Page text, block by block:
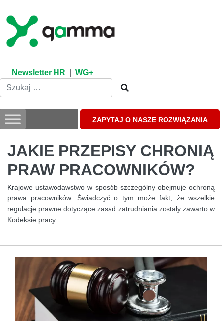
content
Newsletter HR WG+
ZAPYTAJ O NASZE ROZWIĄZANIA
JAKIE PRZEPISY CHRONIĄ
PRAW PRACOWNIKÓW?
Krajowe ustawodawstwo w sposób szczególny obejmuje ochroną
prawa pracowników. Świadczyć o tym może fakt, że wszelkie
regulacje prawne dotyczące zasad zatrudniania zostały zawarto w
Kodeksie pracy.